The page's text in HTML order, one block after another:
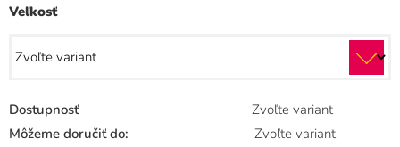
Veľkosť
Dostupnosť
Zvoľte variant
Môžeme doručiť do:
Zvoľte variant